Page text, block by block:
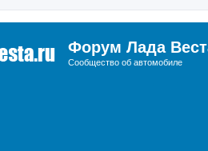
Форум Лада
Сообщество об автомобиле